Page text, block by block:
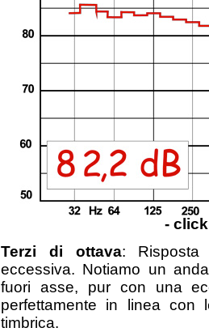
-
Terzi di ottava: Risposta
eccessiva. Notiamo un
fuori asse, pur con una
perfettamente in linea con
timbrica.